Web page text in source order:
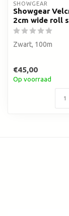
SHOWGEAR
Showgear
2cm wide roll
Zwart, 100m
€45,00
Op voorraad